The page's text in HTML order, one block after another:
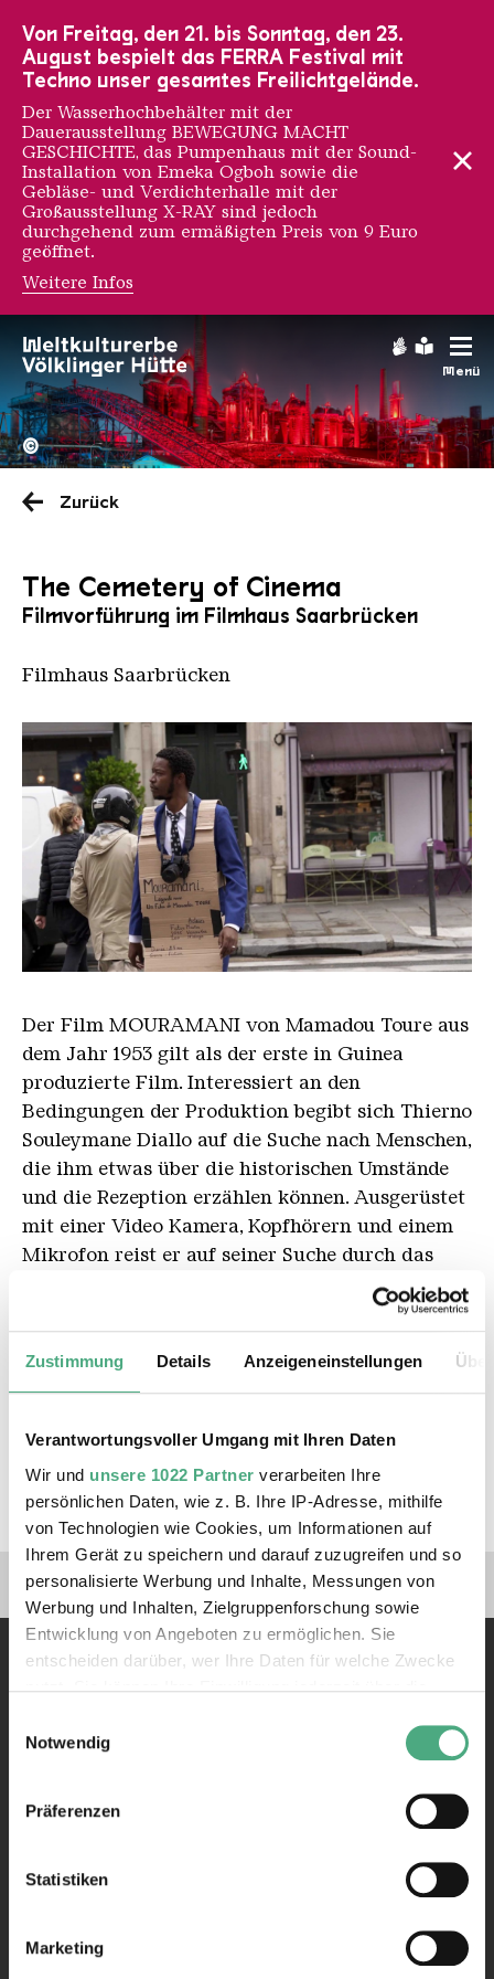
Zustimmung Details Anzeigeneinstellungen
Verantwortungsvoller Umgang mit Ihren Daten
Wir und unsere 1022 Partner verarbeiten Ihre
persönlichen Daten, wie z. B. Ihre IP-Adresse, mithilfe
von Technologien wie Cookies, um Informationen auf
Ihrem Gerät zu speichern und darauf zuzugreifen und so
personalisierte Werbung und Inhalte, Messungen von
Werbung und Inhalten, Zielgruppenforschung sowie
Entwicklung von Angeboten zu ermöglichen. Sie
entscheiden darüber, wer Ihre Daten für welche Zwecke
nutzt. Sie können Ihre Einwilligung jederzeit über die
Trigger Symbol ändern oder widerrufen
Informationen über Ihre geografische Lage erfassen,
Ihr Gerät durch aktives Scannen nach bestimmten
Erfahren Sie mehr darüber, wie Ihre persönlichen Daten
verarbeitet werden, und legen Sie Ihre Präferenzen im
Notwendig
Präferenzen
Statistiken
Marketing
Menü
Hochofengruppe in Rot
Copyright:
©
Zurück
The Cemetery of Cinema
Filmvorführung im Filmhaus Saarbrücken
Filmhaus Saarbrücken
Cemetery
Der Film MOURAMANI von Mamadou Toure aus
dem Jahr 1953 gilt als der erste in Guinea
produzierte Film. Interessiert an den
Bedingungen der Produktion begibt sich Thierno
Souleymane Diallo auf die Suche nach Menschen,
die ihm etwas über die historischen Umstände
und die Rezeption erzählen können. Ausgerüstet
mit einer Video Kamera, Kopfhörern und einem
Mikrofon reist er auf seiner Suche durch das
Land. Das Ergebnis ist ein vielschichtiges
Porträt eines Landes, das erst langsam die
seine kulturelle Identität und seine Geschichte
wiederentdeckt.
Verlinkungen zu unseren
Rathausstraße 75 – 79
Telefon: +49 6898 9100 100
Von Freitag, den 21. bis Sonntag, den 23.
August bespielt das FERRA Festival mit
Techno unser gesamtes Freilichtgelände.
Der Wasserhochbehälter mit der
Dauerausstellung BEWEGUNG MACHT
GESCHICHTE, das Pumpenhaus mit der Sound-
Installation von Emeka Ogboh sowie die
Gebläse- und Verdichterhalle mit der
Großausstellung X-RAY sind jedoch
durchgehend zum ermäßigten Preis von 9 Euro
geöffnet.
Weitere Infos